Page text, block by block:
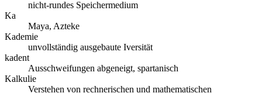
nicht-rundes Speichermedium
Ka
Maya, Azteke
Kademie
unvollständig ausgebaute Iversität
kadent
Ausschweifungen abgeneigt, spartanisch
Kalkulie
Verstehen von rechnerischen und mathematischen